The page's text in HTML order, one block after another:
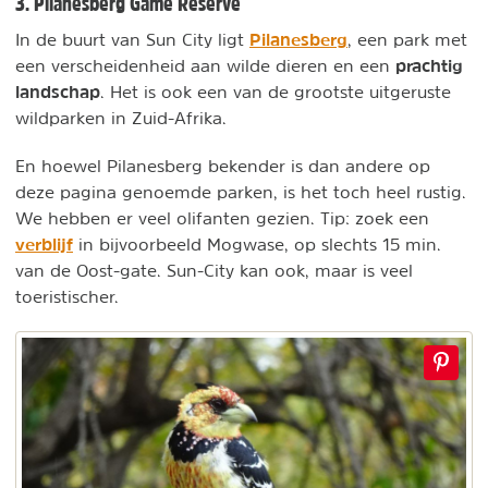
In de buurt van Sun City ligt Pilanesberg, een park met
een verscheidenheid aan wilde dieren en een prachtig
landschap. Het is ook een van de grootste uitgeruste
wildparken in Zuid-Afrika.
En hoewel Pilanesberg bekender is dan andere op
deze pagina genoemde parken, is het toch heel rustig.
We hebben er veel olifanten gezien. Tip: zoek een
verblijf in bijvoorbeeld Mogwase, op slechts 15 min.
van de Oost-gate. Sun-City kan ook, maar is veel
toeristischer.